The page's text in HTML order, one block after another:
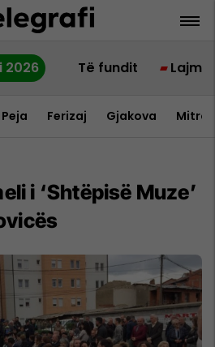
2026 Të fundit Lajme
Peja Ferizaj Gjakova
i ‘Shtëpisë Muze’